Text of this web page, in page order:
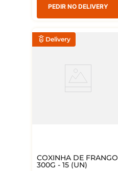
PEDIR NO DELIVERY
Delivery
COXINHA DE FRANGO
300G - 15 (UN)